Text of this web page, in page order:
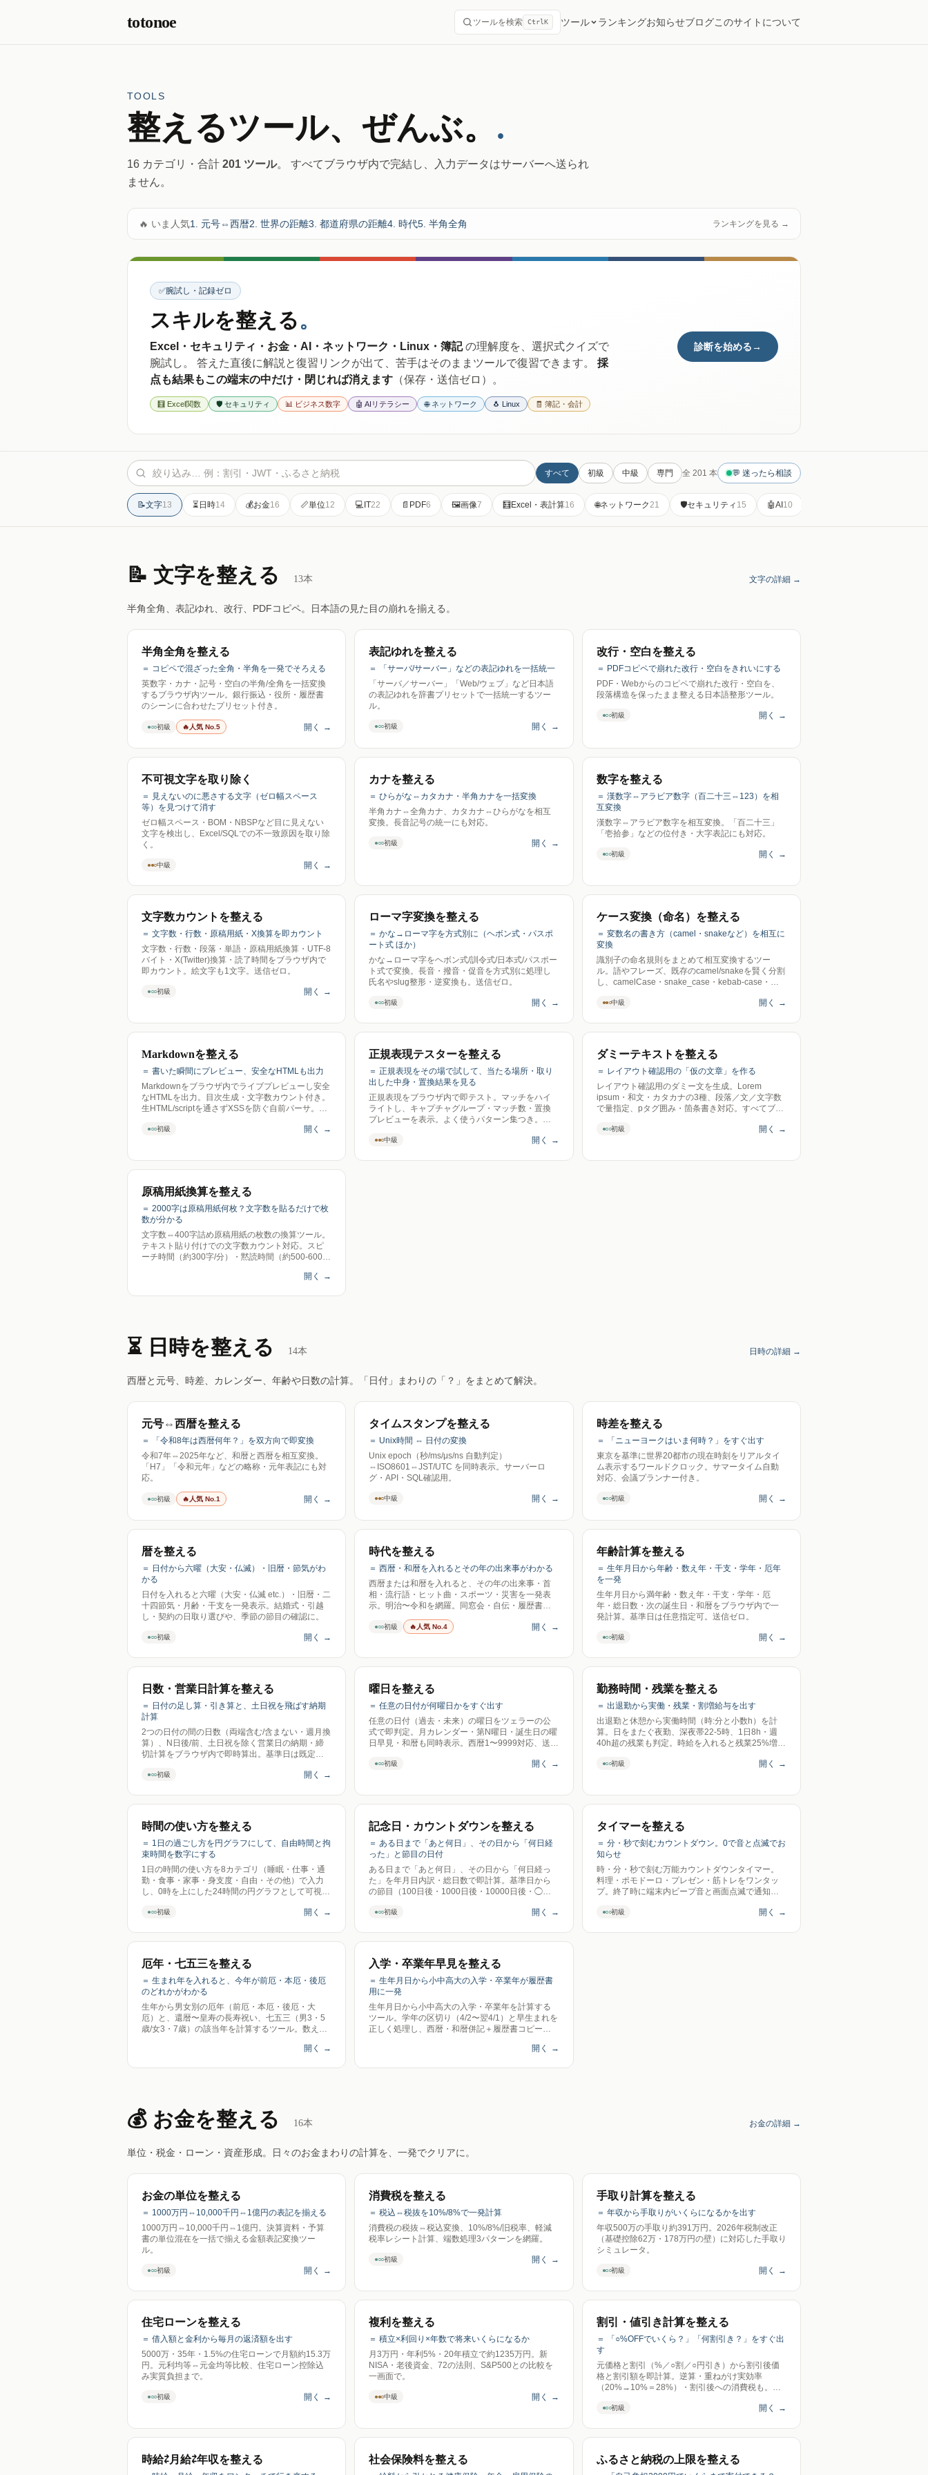
totonoe ツールを検索 CtrlK ツール ランキングお知らせブログこのサイトについて
TOOLS
整えるツール、ぜんぶ。 .
16 カテゴリ・合計 201 ツール。 すべてブラウザ内で完結し、入力データはサーバーへ送られ
ません。
🔥 いま人気1. 元号⇔西暦2. 世界の距離3. 都道府県の距離4. 時代5. 半角全角 ランキングを見る →
✅腕試し・記録ゼロ
スキルを整える。
Excel・セキュリティ・お金・AI・ネットワーク・Linux・簿記の理解度を、選択式クイズで
腕試し。 答えた直後に解説と復習リンクが出て、苦手はそのままツールで復習できます。 採
点も結果もこの端末の中だけ・閉じれば消えます （保存・送信ゼロ）。
🧮 Excel関数 🛡️ セキュリティ 📊 ビジネス数字 🤖 AIリテラシー 🌐 ネットワーク 🐧 Linux 🧾 簿記・会計
診断を始める→
すべて 初級 中級 専門 全 201 本 💬 迷ったら相談
📝文字13 ⏳ 日時14 💰お金16 📏単位12 💻 IT22 📄 PDF6 🖼️画像7 🧮 Excel・表計算16 🌐ネットワーク21 🛡️セキュリティ 15 🤖AI 10
📝 文字を整える 13本 文字の詳細 →
半角全角、表記ゆれ、改行、PDFコピペ。日本語の見た目の崩れを揃える。
半角全角を整える
＝ コピペで混ざった全角・半角を一発でそろえる
英数字・カナ・記号・空白の半角/全角を一括変換
するブラウザ内ツール。銀行振込・役所・履歴書
のシーンに合わせたプリセット付き。
●○○初級 🔥 人気 No.5 開く →
表記ゆれを整える
＝ 「サーバ/サーバー」などの表記ゆれを一括統一
「サーバ／サーバー」「Web/ウェブ」など日本語
の表記ゆれを辞書プリセットで一括統一するツー
ル。
●○○初級 開く →
改行・空白を整える
＝ PDFコピペで崩れた改行・空白をきれいにする
PDF・Webからのコピペで崩れた改行・空白を、
段落構造を保ったまま整える日本語整形ツール。
●○○初級 開く →
不可視文字を取り除く
＝ 見えないのに悪さする文字（ゼロ幅スペース
等）を見つけて消す
ゼロ幅スペース・BOM・NBSPなど目に見えない
文字を検出し、Excel/SQLでの不一致原因を取り除
く。
●●○中級 開く →
カナを整える
＝ ひらがな⇔カタカナ・半角カナを一括変換
半角カナ⇔全角カナ、カタカナ⇔ひらがなを相互
変換。長音記号の統一にも対応。
●○○初級 開く →
数字を整える
＝ 漢数字⇔アラビア数字（百二十三⇔123）を相
互変換
漢数字⇔アラビア数字を相互変換。「百二十三」
「壱拾参」などの位付き・大字表記にも対応。
●○○初級 開く →
文字数カウントを整える
＝ 文字数・行数・原稿用紙・X換算を即カウント
文字数・行数・段落・単語・原稿用紙換算・UTF-8
バイト・X(Twitter)換算・読了時間をブラウザ内で
即カウント。絵文字も1文字。送信ゼロ。
●○○初級 開く →
ローマ字変換を整える
＝ かな→ローマ字を方式別に（ヘボン式・パスポ
ート式 ほか）
かな→ローマ字をヘボン式/訓令式/日本式/パスポー
ト式で変換。長音・撥音・促音を方式別に処理し
氏名やslug整形・逆変換も。送信ゼロ。
●○○初級 開く →
ケース変換（命名）を整える
＝ 変数名の書き方（camel・snakeなど）を相互に
変換
識別子の命名規則をまとめて相互変換するツー
ル。語やフレーズ、既存のcamel/snakeを賢く分割
し、camelCase・snake_case・kebab-case・
ロ。
●●○中級 開く →
Markdownを整える
＝ 書いた瞬間にプレビュー、安全なHTMLも出力
Markdownをブラウザ内でライブプレビューし安全
なHTMLを出力。目次生成・文字数カウント付き。
生HTML/scriptを通さずXSSを防ぐ自前パーサ。送
●○○初級 開く →
正規表現テスターを整える
＝ 正規表現をその場で試して、当たる場所・取り
出した中身・置換結果を見る
正規表現をブラウザ内で即テスト。マッチをハイ
ライトし、キャプチャグループ・マッチ数・置換
プレビューを表示。よく使うパターン集つき。
●●○中級 開く →
ダミーテキストを整える
＝ レイアウト確認用の「仮の文章」を作る
レイアウト確認用のダミー文を生成。Lorem
ipsum・和文・カタカナの3種、段落／文／文字数
で量指定、pタグ囲み・箇条書き対応。すべてブラ
●○○初級 開く →
原稿用紙換算を整える
＝ 2000字は原稿用紙何枚？文字数を貼るだけで枚
数が分かる
文字数⇔400字詰め原稿用紙の枚数の換算ツール。
テキスト貼り付けでの文字数カウント対応。スピ
ーチ時間（約300字/分）・黙読時間（約500-600
も解説。字数別ページ（400〜20000字）つき。送
開く →
⏳ 日時を整える 14本 日時の詳細 →
西暦と元号、時差、カレンダー、年齢や日数の計算。「日付」まわりの「？」をまとめて解決。
元号⇔西暦を整える
＝ 「令和8年は西暦何年？」を双方向で即変換
令和7年⇔2025年など、和暦と西暦を相互変換。
「H7」「令和元年」などの略称・元年表記にも対
応。
●○○初級 🔥 人気 No.1 開く →
タイムスタンプを整える
＝ Unix時間 ⇔ 日付の変換
Unix epoch（秒/ms/μs/ns 自動判定）
⇔ISO8601⇔JST/UTC を同時表示。サーバーロ
グ・API・SQL確認用。
●●○中級 開く →
時差を整える
＝ 「ニューヨークはいま何時？」をすぐ出す
東京を基準に世界20都市の現在時刻をリアルタイ
ム表示するワールドクロック。サマータイム自動
対応、会議プランナー付き。
●○○初級 開く →
暦を整える
＝ 日付から六曜（大安・仏滅）・旧暦・節気がわ
かる
日付を入れると六曜（大安・仏滅 etc.）・旧暦・二
十四節気・月齢・干支を一発表示。結婚式・引越
し・契約の日取り選びや、季節の節目の確認に。
●○○初級 開く →
時代を整える
＝ 西暦・和暦を入れるとその年の出来事がわかる
西暦または和暦を入れると、その年の出来事・首
相・流行語・ヒット曲・スポーツ・災害を一発表
示。明治〜令和を網羅。同窓会・自伝・履歴書の
●○○初級 🔥 人気 No.4 開く →
年齢計算を整える
＝ 生年月日から年齢・数え年・干支・学年・厄年
を一発
生年月日から満年齢・数え年・干支・学年・厄
年・総日数・次の誕生日・和暦をブラウザ内で一
発計算。基準日は任意指定可。送信ゼロ。
●○○初級 開く →
日数・営業日計算を整える
＝ 日付の足し算・引き算と、土日祝を飛ばす納期
計算
2つの日付の間の日数（両端含む/含まない・週月換
算）、N日後/前、土日祝を除く営業日の納期・締
切計算をブラウザ内で即時算出。基準日は既定で
●○○初級 開く →
曜日を整える
＝ 任意の日付が何曜日かをすぐ出す
任意の日付（過去・未来）の曜日をツェラーの公
式で即判定。月カレンダー・第N曜日・誕生日の曜
日早見・和暦も同時表示。西暦1〜9999対応、送信
●○○初級 開く →
勤務時間・残業を整える
＝ 出退勤から実働・残業・割増給与を出す
出退勤と休憩から実働時間（時:分と小数h）を計
算。日をまたぐ夜勤、深夜帯22-5時、1日8h・週
40h超の残業も判定。時給を入れると残業25%増・
ロ。
●○○初級 開く →
時間の使い方を整える
＝ 1日の過ごし方を円グラフにして、自由時間と拘
束時間を数字にする
1日の時間の使い方を8カテゴリ（睡眠・仕事・通
勤・食事・家事・身支度・自由・その他）で入力
し、0時を上にした24時間の円グラフとして可視
本数、仕事＋通勤の拘束時間、月収から出す実質
ロ。
●○○初級 開く →
記念日・カウントダウンを整える
＝ ある日まで「あと何日」、その日から「何日経
った」と節目の日付
ある日まで「あと何日」、その日から「何日経っ
た」を年月日内訳・総日数で即計算。基準日から
の節目（100日後・1000日後・10000日後・◯周
●○○初級 開く →
タイマーを整える
＝ 分・秒で刻むカウントダウン。0で音と点滅でお
知らせ
時・分・秒で刻む万能カウントダウンタイマー。
料理・ポモドーロ・プレゼン・筋トレをワンタッ
プ。終了時に端末内ビープ音と画面点滅で通知
ロ。
●○○初級 開く →
厄年・七五三を整える
＝ 生まれ年を入れると、今年が前厄・本厄・後厄
のどれかがわかる
生年から男女別の厄年（前厄・本厄・後厄・大
厄）と、還暦〜皇寿の長寿祝い、七五三（男3・5
歳/女3・7歳）の該当年を計算するツール。数え年
開く
→
入学・卒業年早見を整える
＝ 生年月日から小中高大の入学・卒業年が履歴書
用に一発
生年月日から小中高大の入学・卒業年を計算する
ツール。学年の区切り（4/2〜翌4/1）と早生まれを
正しく処理し、西暦・和暦併記＋履歴書コピー用
明記。生年別ページ（1960〜2010）つき。送信ゼ
開く →
💰 お金を整える 16本 お金の詳細 →
単位・税金・ローン・資産形成。日々のお金まわりの計算を、一発でクリアに。
お金の単位を整える
＝ 1000万円⇔10,000千円⇔1億円の表記を揃える
1000万円⇔10,000千円⇔1億円。決算資料・予算
書の単位混在を一括で揃える金額表記変換ツー
ル。
●○○初級 開く →
消費税を整える
＝ 税込⇔税抜を10%/8%で一発計算
消費税の税抜⇔税込変換、10%/8%/旧税率、軽減
税率レシート計算、端数処理3パターンを網羅。
●○○初級 開く →
手取り計算を整える
＝ 年収から手取りがいくらになるかを出す
年収500万の手取り約391万円。2026年税制改正
（基礎控除62万・178万円の壁）に対応した手取り
シミュレータ。
●○○初級 開く →
住宅ローンを整える
＝ 借入額と金利から毎月の返済額を出す
5000万・35年・1.5%の住宅ローンで月額約15.3万
円。元利均等⇔元金均等比較、住宅ローン控除込
み実質負担まで。
●○○初級 開く →
複利を整える
＝ 積立×利回り×年数で将来いくらになるか
月3万円・年利5%・20年積立で約1235万円。新
NISA・老後資金、72の法則、S&P500との比較を
一画面で。
●●○中級 開く →
割引・値引き計算を整える
＝ 「○%OFFでいくら？」「何割引き？」をすぐ出
す
元価格と割引（%／○割／○円引き）から割引後価
格と割引額を即計算。逆算・重ねがけ実効率
（20%→10%＝28%）・割引後への消費税も。送
●○○初級 開く →
時給⇄月給⇄年収を整える 社会保険料を整える ふるさと納税の上限を整える